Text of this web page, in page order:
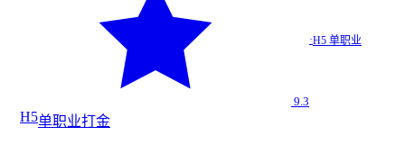
神域打金…
9.3
·H5 单职业
H5单职业打金